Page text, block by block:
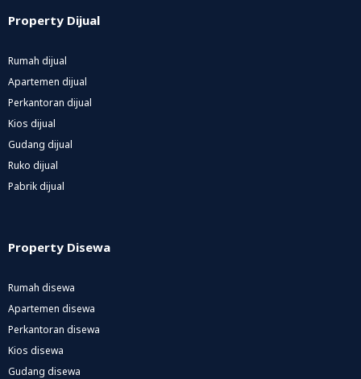
Property Dijual
Rumah dijual
Apartemen dijual
Perkantoran dijual
Kios dijual
Gudang dijual
Ruko dijual
Pabrik dijual
Property Disewa
Rumah disewa
Apartemen disewa
Perkantoran disewa
Kios disewa
Gudang disewa